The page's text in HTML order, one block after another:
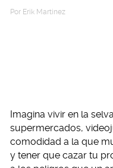
Por Erik Martinez
Imagina vivir en la
supermercados,
comodidad a la que
y tener que cazar tu